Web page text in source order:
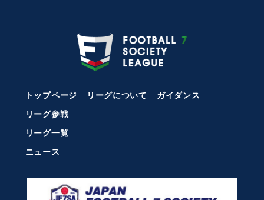
トップページ リーグについて
ガイダンス
リーグ参戦
リーグ一覧
ニュース